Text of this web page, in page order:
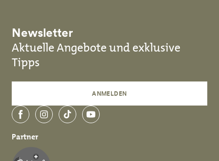
Newsletter
Aktuelle Angebote und exklusive
Tipps
ANMELDEN
FacebookInstagramTikTokYouTube
Partner